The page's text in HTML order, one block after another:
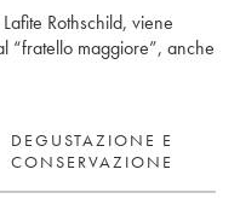
Rothschild, viene
“fratello maggiore”, anche
DEGUSTAZIONE E
CONSERVAZIONE